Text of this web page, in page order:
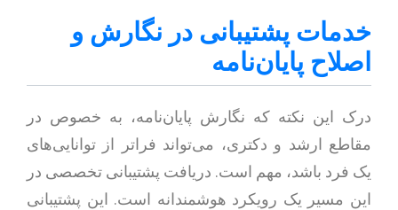
خدمات پشتیبانی در نگارش و
اصلاح پایان‌نامه
درک این نکته که نگارش پایان‌نامه، به خصوص در
مقاطع ارشد و دکتری، می‌تواند فراتر از توانایی‌های
یک فرد باشد، مهم است. دریافت پشتیبانی تخصصی در
این مسیر یک رویکرد هوشمندانه است. این پشتیبانی